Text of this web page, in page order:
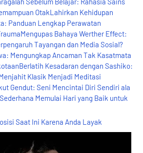
OtakLahirkan Kehidupan
Panduan Lengkap Perawatan
Bahaya Werther Effect:
Tayangan dan Media Sosial?
Mengungkap Ancaman Tak Kasatmata
Kesadaran dengan Sashiko:
Klasik Menjadi Meditasi
Gendut: Seni Mencintai Diri Sendiri ala
Memulai Hari yang Baik untuk
Saat Ini Karena Anda Layak